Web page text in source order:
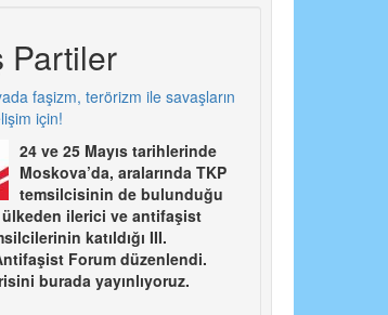
Partiler
faşizm, terörizm ile savaşların
için!
24 ve 25 Mayıs tarihlerinde
Moskova’da, aralarında TKP
temsilcisinin de bulunduğu
ülkeden ilerici ve antifaşist
katıldığı III.
Forum düzenlendi.
burada yayınlıyoruz.